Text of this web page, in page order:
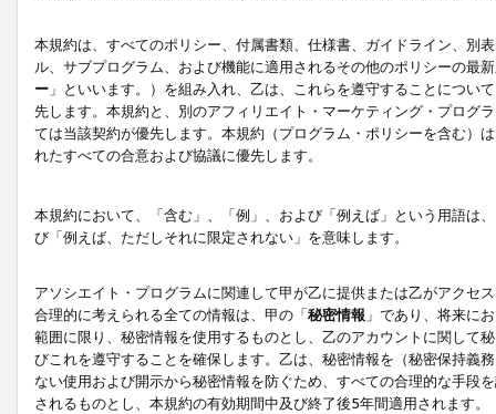
本規約は、すべてのポリシー、付属書類、仕様書、ガイドライン、別
ル、サブプログラム、および機能に適用されるその他のポリシーの最
ー 」といいます。）を組み入れ、乙は、これらを遵守することにつ
先します。本規約と、別のアフィリエイト・マーケティング・プログ
ては当該契約が優先します。本規約（プログラム・ポリシーを含む）
れたすべての合意および協議に優先します。
本規約において、「含む」、「例」、および「例えば」という用語は
び「例えば、ただしそれに限定されない」を意味します。
アソシエイト・プログラムに関連して甲が乙に提供または乙がアクセ
合理的に考えられる全ての情報は、甲の「秘密情報 」であり、将来に
範囲に限り、秘密情報を使用するものとし、乙のアカウントに関して
びこれを遵守することを確保します。乙は、秘密情報を（秘密保持義
ない使用および開示から秘密情報を防ぐため、すべての合理的な手段
されるものとし、本規約の有効期間中及び終了後5年間適用されます。